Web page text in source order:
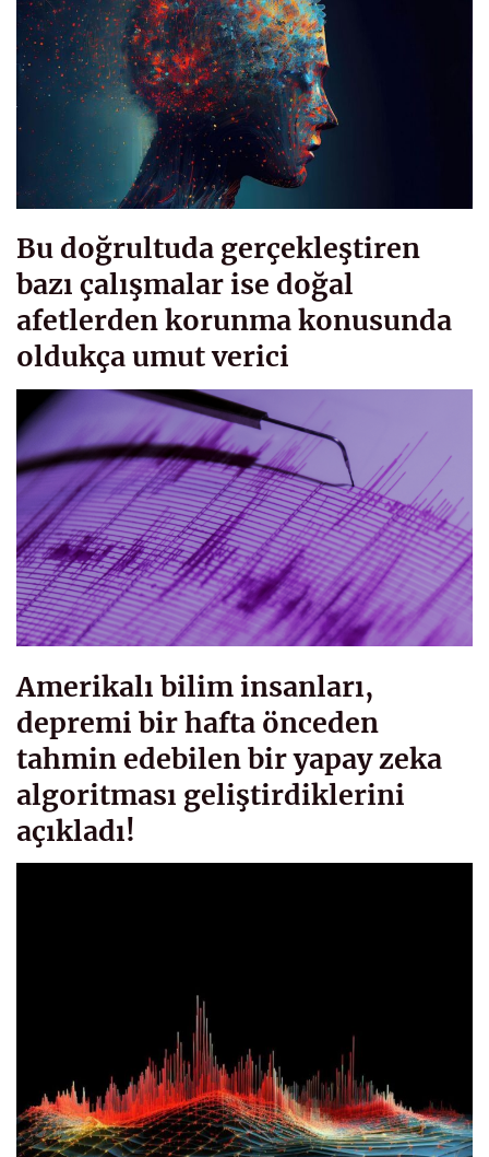
Bu doğrultuda gerçekleştiren
bazı çalışmalar ise doğal
afetlerden korunma konusunda
oldukça umut verici
Amerikalı bilim insanları,
depremi bir hafta önceden
tahmin edebilen bir yapay zeka
algoritması geliştirdiklerini
açıkladı!